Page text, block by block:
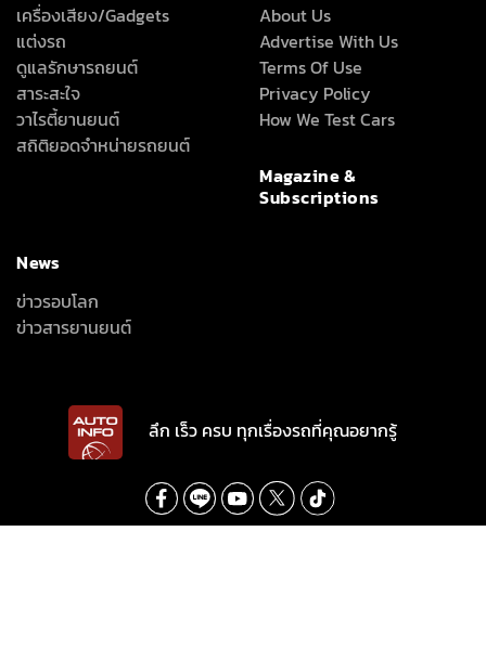
เครื่องเสียง/Gadgets
แต่งรถ
ดูแลรักษารถยนต์
สาระสะใจ
วาไรตี้ยานยนต์
สถิติยอดจำหน่ายรถยนต์
About Us
Advertise With Us
Terms Of Use
Privacy Policy
How We Test Cars
Magazine &
Subscriptions
News
ข่าวรอบโลก
ข่าวสารยานยนต์
ลึก เร็ว ครบ ทุกเรื่องรถที่คุณอยากรู้